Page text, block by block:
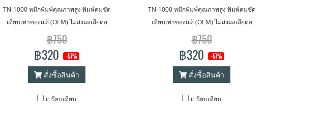
TN-1000 หมึกพิมพ์คุณภาพสูง พิมพ์คมชัด
เทียบเท่าของเเท้ (OEM) ไม่ส่งผลเสียต่อ
เครื่องปริ้นเตอร์ รับประกัน 1 ปี
฿750
฿320 -57%
สั่งซื้อสินค้า
เปรียบเทียบ
TN-1000 หมึกพิมพ์คุณภาพสูง พิมพ์คมชัด
เทียบเท่าของเเท้ (OEM) ไม่ส่งผลเสียต่อ
เครื่องปริ้นเตอร์ รับประกัน 1 ปี
฿750
฿320 -57%
สั่งซื้อสินค้า
เปรียบเทียบ